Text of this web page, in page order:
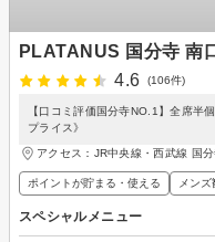
PLATANUS 国分寺 南
4.6
(106件)
【口コミ評価国分寺NO.1】全席半
プライス》
アクセス：JR中央線・西武線 国
ポイントが貯まる・使える メンズ
スペシャルメニュー